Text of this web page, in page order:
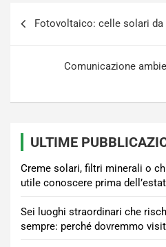
Fotovoltaico: celle solari
Comunicazione
ULTIME
Creme solari, filtri minerali o
utile conoscere prima
Sei luoghi straordinari che
sempre: perché dovremmo